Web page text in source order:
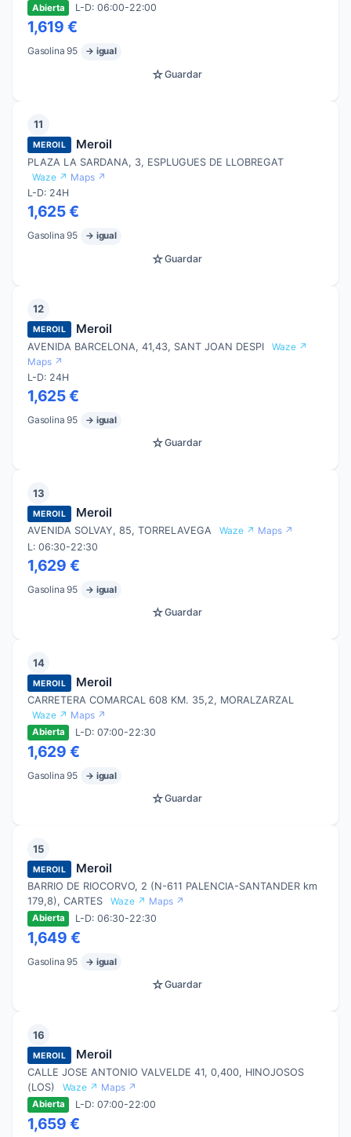
Abierta L-D: 06:00-22:00
1,619 €
Gasolina 95 → igual
☆Guardar
11
MEROIL Meroil
PLAZA LA SARDANA, 3, ESPLUGUES DE LLOBREGAT
Waze ↗ Maps ↗
L-D: 24H
1,625 €
Gasolina 95 → igual
☆Guardar
12
MEROIL Meroil
AVENIDA BARCELONA, 41,43, SANT JOAN DESPI
Waze ↗
Maps ↗
L-D: 24H
1,625 €
Gasolina 95 → igual
☆Guardar
13
MEROIL Meroil
AVENIDA SOLVAY, 85, TORRELAVEGA Waze ↗ Maps ↗
L: 06:30-22:30
1,629 €
Gasolina 95 → igual
☆Guardar
14
MEROIL Meroil
CARRETERA COMARCAL 608 KM. 35,2, MORALZARZAL
Waze ↗ Maps ↗
Abierta L-D: 07:00-22:30
1,629 €
Gasolina 95 → igual
☆Guardar
15
MEROIL Meroil
BARRIO DE RIOCORVO, 2 (N-611 PALENCIA-SANTANDER km
179,8), CARTES
Waze ↗ Maps ↗
Abierta L-D: 06:30-22:30
1,649 €
Gasolina 95 → igual
☆Guardar
16
MEROIL Meroil
CALLE JOSE ANTONIO VALVELDE 41, 0,400, HINOJOSOS
(LOS)
Waze ↗ Maps ↗
Abierta L-D: 07:00-22:00
1,659 €